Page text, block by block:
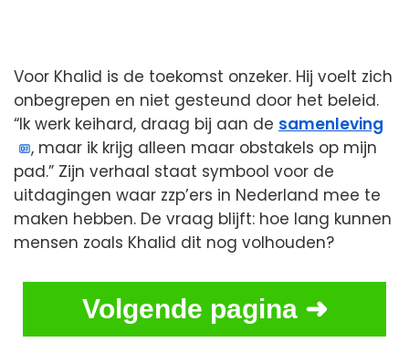
Voor Khalid is de toekomst onzeker. Hij voelt zich
onbegrepen en niet gesteund door het beleid.
“Ik werk keihard, draag bij aan de samenleving
, maar ik krijg alleen maar obstakels op mijn
pad.” Zijn verhaal staat symbool voor de
uitdagingen waar zzp’ers in Nederland mee te
maken hebben. De vraag blijft: hoe lang kunnen
mensen zoals Khalid dit nog volhouden?
Volgende pagina ➜